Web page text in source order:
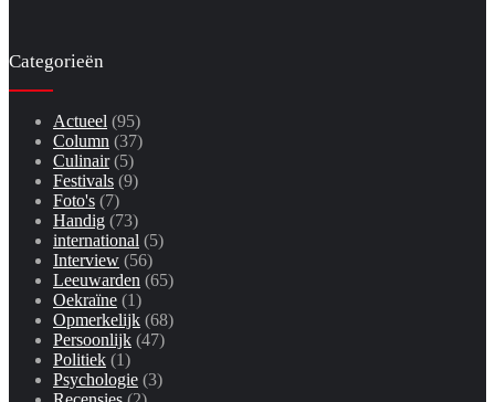
Categorieën
Actueel (95)
Column (37)
Culinair(5)
Festivals (9)
Foto's (7)
Handig (73)
international (5)
Interview (56)
Leeuwarden (65)
Oekraïne (1)
Opmerkelijk (68)
Persoonlijk (47)
Politiek (1)
Psychologie (3)